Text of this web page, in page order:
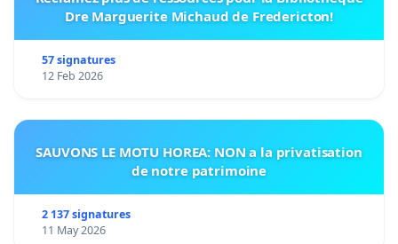
Dre Marguerite Michaud de Fredericton!
57 signatures
12 Feb 2026
SAUVONS LE MOTU HOREA: NON a la privatisation
de notre patrimoine
2 137 signatures
11 May 2026